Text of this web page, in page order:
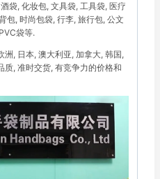
袋, 化妆包, 文具袋, 工具袋, 医疗
包, 时尚包袋, 行李, 旅行包, 公文
袋等.
, 日本, 澳大利亚, 加拿大, 韩国,
, 准时交货, 有竞争力的价格和